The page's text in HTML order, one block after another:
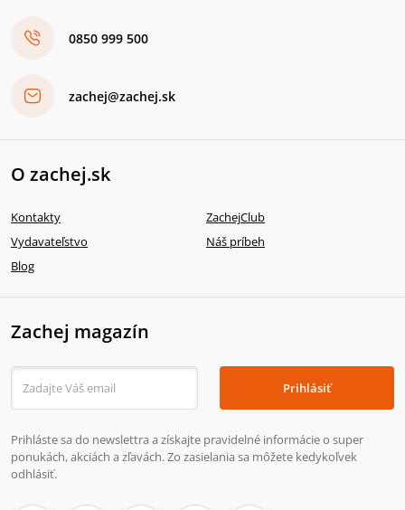
0850 999 500
zachej@zachej.sk
O zachej.sk
Kontakty
ZachejClub
Vydavateľstvo
Náš príbeh
Blog
Zachej magazín
Prihlásiť
Prihláste sa do newslettra a získajte pravidelné informácie o super
ponukách, akciách a zľavách. Zo zasielania sa môžete kedykoľvek
odhlásiť.